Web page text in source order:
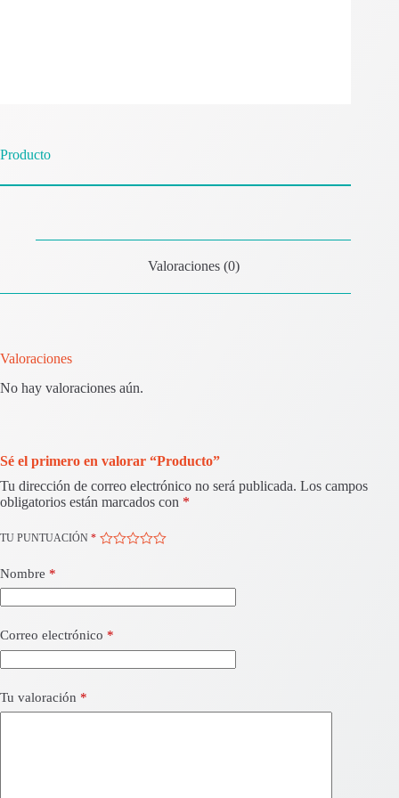
Producto
Valoraciones (0)
Valoraciones
No hay valoraciones aún.
Sé el primero en valorar “Producto”
Tu dirección de correo electrónico no será publicada. Los campos
obligatorios están marcados con *
TU PUNTUACIÓN *
Nombre *
Correo electrónico *
Tu valoración *